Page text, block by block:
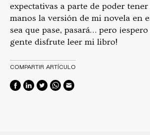
expectativas a parte de poder
manos la versión de mi novela en
sea que pase, pasará… pero
gente disfrute leer mi libro!
COMPARTIR ARTÍCULO